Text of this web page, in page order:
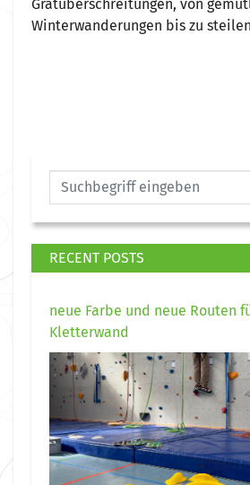
Gratüberschreitungen, von
Winterwanderungen bis zu
RECENT POSTS
neue Farbe und neue Routen
Kletterwand